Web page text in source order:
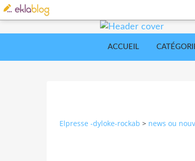
ACCUEIL
Elpresse -dyloke-rockab > news ou